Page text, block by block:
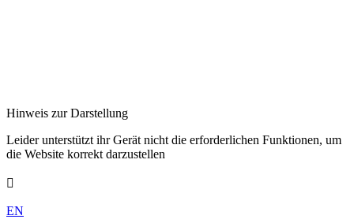
Hinweis zur Darstellung
Leider unterstützt ihr Gerät nicht die erforderlichen Funktionen, um
die Website korrekt darzustellen

EN